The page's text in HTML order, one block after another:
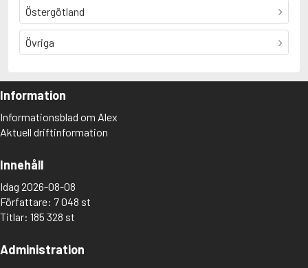
Östergötland
Övriga
Information
Informationsblad om Alex
Aktuell driftinformation
Innehåll
Idag 2026-08-08
Författare: 7 048 st
Titlar: 185 328 st
Administration